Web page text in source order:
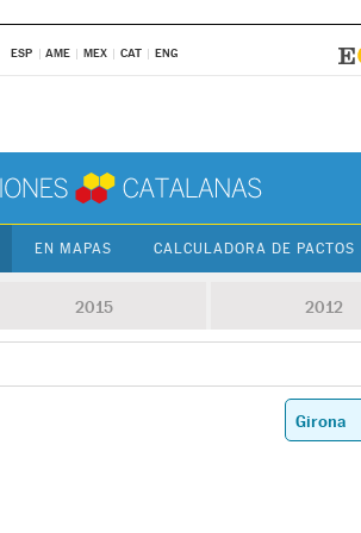
ESP AME MEX CAT ENG
EN MAPAS CALCULADORA DE PACTOS
2015 2012